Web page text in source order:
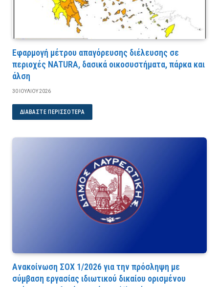
Εφαρμογή μέτρου απαγόρευσης διέλευσης σε
περιοχές NATURA, δασικά οικοσυστήματα, πάρκα και
άλση
30 ΙΟΥΛΊΟΥ 2026
ΔΙΑΒΆΣΤΕ ΠΕΡΙΣΣΌΤΕΡΑ
Ανακοίνωση ΣΟΧ 1/2026 για την πρόσληψη με
σύμβαση εργασίας ιδιωτικού δικαίου ορισμένου